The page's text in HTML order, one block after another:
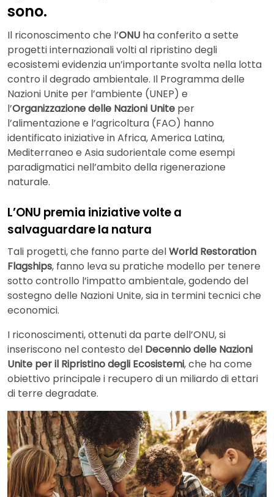
sono.
Il riconoscimento che l’ONU ha conferito a sette
progetti internazionali volti al ripristino degli
ecosistemi evidenzia un’importante svolta nella lotta
contro il degrado ambientale. Il Programma delle
Nazioni Unite per l’ambiente (UNEP) e
l’Organizzazione delle Nazioni Unite per
l’alimentazione e l’agricoltura (FAO) hanno
identificato iniziative in Africa, America Latina,
Mediterraneo e Asia sudorientale come esempi
paradigmatici nell’ambito della rigenerazione
naturale.
L’ONU premia iniziative volte a
salvaguardare la natura
Tali progetti, che fanno parte delWorld Restoration
Flagships, fanno leva su pratiche modello per tenere
sotto controllo l’impatto ambientale, godendo del
sostegno delle Nazioni Unite, sia in termini tecnici che
economici.
I riconoscimenti, ottenuti da parte dell’ONU, si
inseriscono nel contesto del Decennio delle Nazioni
Unite per il Ripristino degli Ecosistemi, che ha come
obiettivo principale i recupero di un miliardo di ettari
di terre degradate.